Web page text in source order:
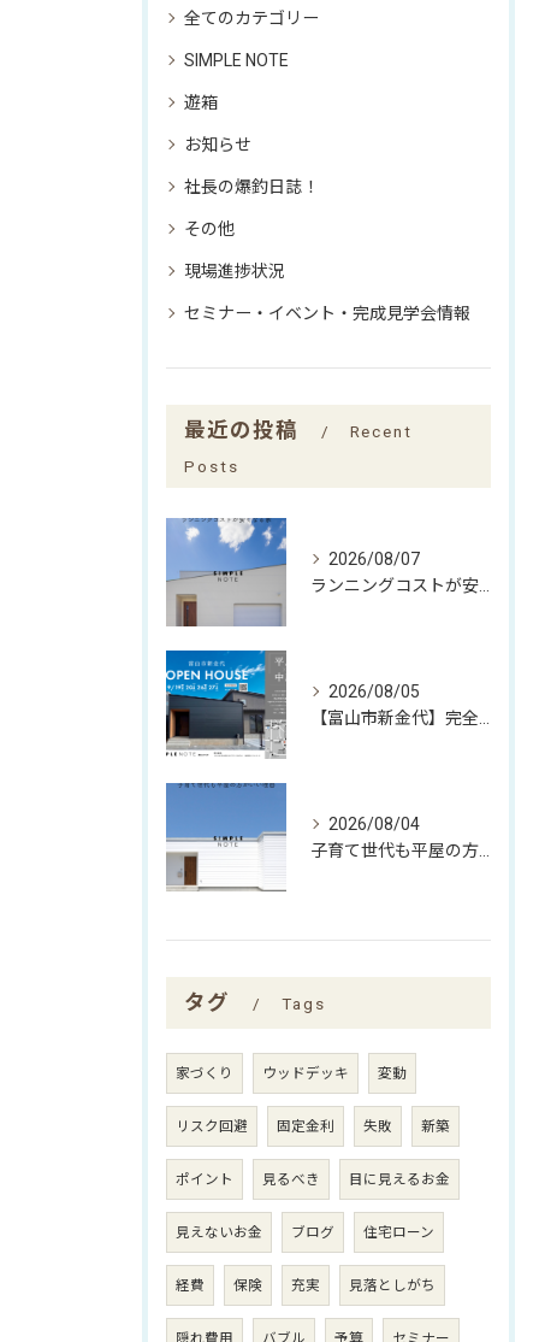
全てのカテゴリー
SIMPLE NOTE
遊箱
お知らせ
社長の爆釣日誌！
その他
現場進捗状況
セミナー・イベント・完成見学会情報
最近の投稿
Recent
Posts
2026/08/07
2026/08/05
2026/08/04
タグ Tags
家づくり ウッドデッキ 変動
リスク回避 固定金利 失敗 新築
ポイント 見るべき 目に見えるお金
見えないお金 ブログ 住宅ローン
経費 保険 充実 見落としがち
隠れ費用 バブル 予算 セミナー